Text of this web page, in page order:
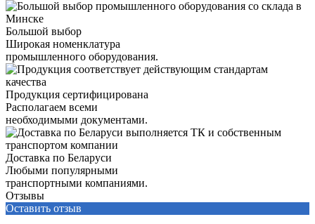
Большой выбор
Широкая номенклатура
промышленного оборудования.
Продукция сертифицирована
Располагаем всеми
необходимыми документами.
Доставка по Беларуси
Любыми популярными
транспортными компаниями.
Отзывы
Оставить отзыв